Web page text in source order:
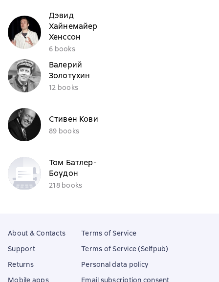
Дэвид
Хайнемайер
Хенссон
6 books
Валерий
Золотухин
12 books
Стивен Кови
89 books
Том Батлер-
Боудон
218 books
About & Contacts
Support
Returns
Mobile apps
Terms of Service
Terms of Service (Selfpub)
Personal data policy
Email subscription consent